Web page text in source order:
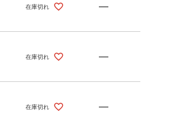
在庫切れ —
在庫切れ —
在庫切れ —